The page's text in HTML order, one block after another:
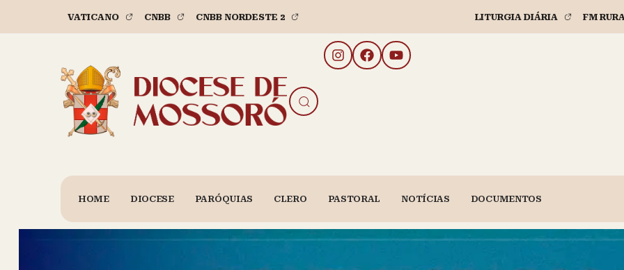
VATICANO CNBB CNBB NORDESTE 2 LITURGIA DIÁRIA FM
HOME DIOCESE PARÓQUIAS CLERO PASTORAL NOTÍCIAS DOCUMENTOS